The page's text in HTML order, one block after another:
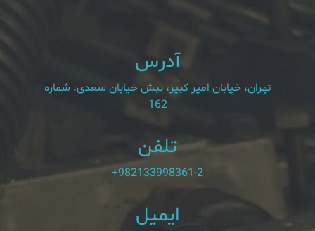
آدرس
تهران، خیابان امیر کبیر، نبش خیابان سعدی، شماره
162
تلفن
+982133998361-2
ایمیل